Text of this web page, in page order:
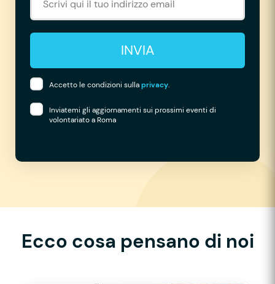
INVIA
Accetto le condizioni sullaprivacy.
Inviatemi gli aggiornamenti sui prossimi eventi di
volontariato a Roma
Ecco cosa pensano di noi